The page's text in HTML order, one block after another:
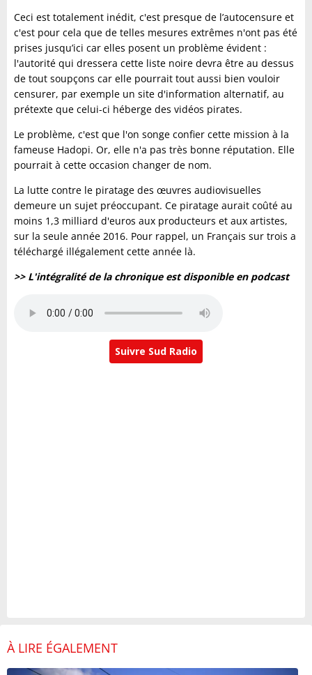
Ceci est totalement inédit, c'est presque de l’autocensure et
c'est pour cela que de telles mesures extrêmes n'ont pas été
prises jusqu’ici car elles posent un problème évident :
l'autorité qui dressera cette liste noire devra être au dessus
de tout soupçons car elle pourrait tout aussi bien vouloir
censurer, par exemple un site d'information alternatif, au
prétexte que celui-ci héberge des vidéos pirates.
Le problème, c'est que l'on songe confier cette mission à la
fameuse Hadopi. Or, elle n'a pas très bonne réputation. Elle
pourrait à cette occasion changer de nom.
La lutte contre le piratage des œuvres audiovisuelles
demeure un sujet préoccupant. Ce piratage aurait coûté au
moins 1,3 milliard d'euros aux producteurs et aux artistes,
sur la seule année 2016. Pour rappel, un Français sur trois a
téléchargé illégalement cette année là.
>> L'intégralité de la chronique est disponible en podcast
Suivre Sud Radio
À LIRE ÉGALEMENT